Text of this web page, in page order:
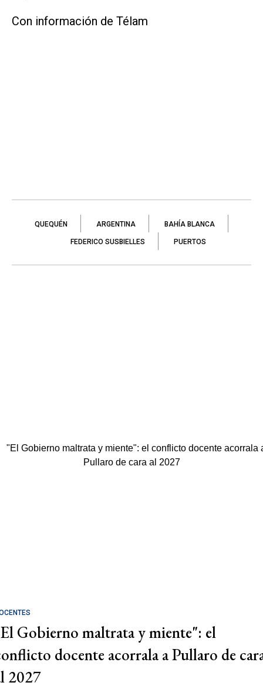
Con información de Télam
QUEQUÉN ARGENTINA BAHÍA BLANCA
FEDERICO SUSBIELLES PUERTOS
Gobierno maltrata y miente": el
docente acorrala a Pullaro de
2027